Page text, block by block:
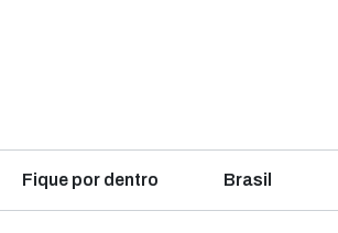
Fique por dentro Brasil